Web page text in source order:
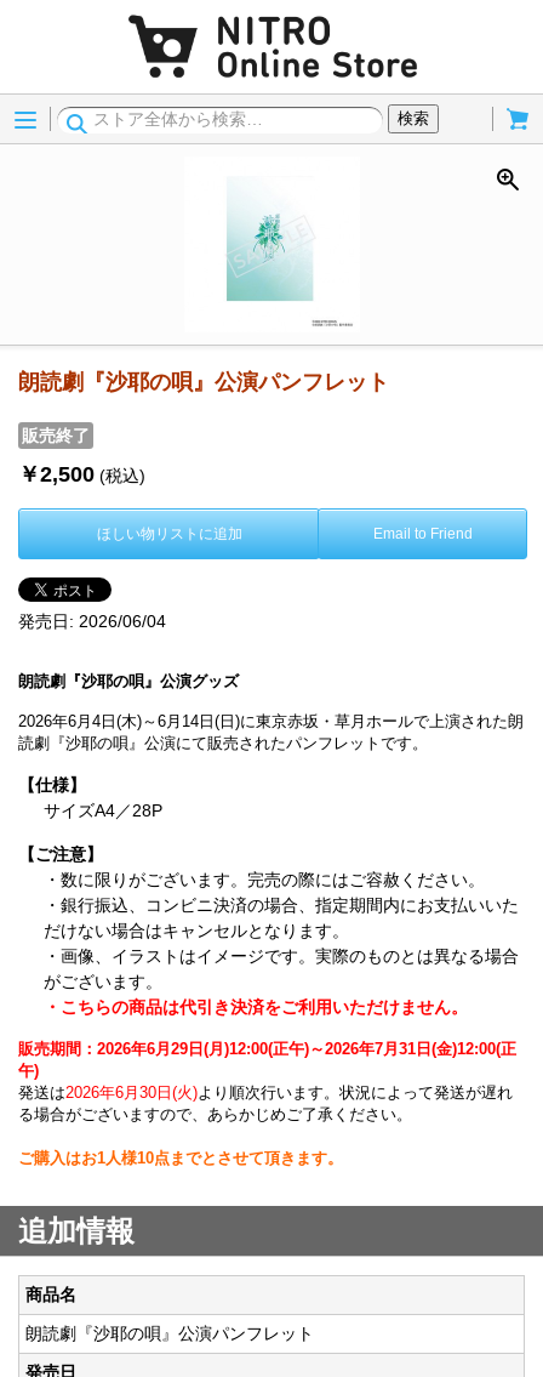
Menu
検索
朗読劇『沙耶の唄』公演パンフレット
販売終了
￥2,500 (税込)
ほしい物リストに追加 Email to Friend
発売日: 2026/06/04
朗読劇『沙耶の唄』公演グッズ
2026年6月4日(木)～6月14日(日)に東京赤坂・草月ホールで上演された朗
読劇『沙耶の唄』公演にて販売されたパンフレットです。
【仕様】
サイズA4／28P
【ご注意】
・数に限りがございます。完売の際にはご容赦ください。
・銀行振込、コンビニ決済の場合、指定期間内にお支払いいた
だけない場合はキャンセルとなります。
・画像、イラストはイメージです。実際のものとは異なる場合
がございます。
・こちらの商品は代引き決済をご利用いただけません。
販売期間：2026年6月29日(月)12:00(正午)～2026年7月31日(金)12:00(正
午)
発送は2026年6月30日(火)より順次行います。状況によって発送が遅れ
る場合がございますので、あらかじめご了承ください。
ご購入はお1人様10点までとさせて頂きます。
追加情報
商品名
朗読劇『沙耶の唄』公演パンフレット
発売日